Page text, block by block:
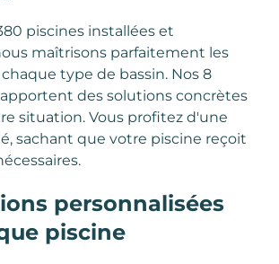
piscines installées et
maîtrisons parfaitement les
type de bassin. Nos 8
des solutions concrètes
situation. Vous profitez d'une
sachant que votre piscine reçoit
personnalisées
piscine